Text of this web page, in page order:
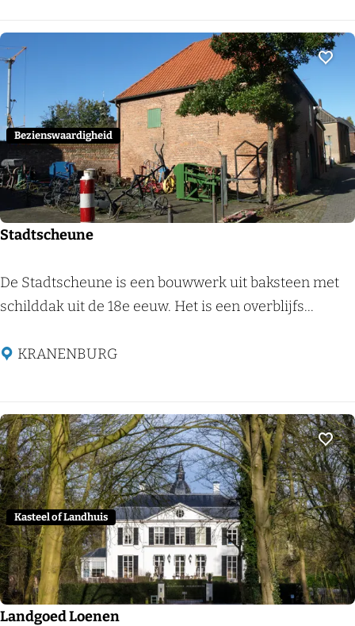
f
k
p
e
l
(
S
t
N
i
o
a
s
k
a
p
e
l
)
Stadtscheune
S
t
d
c
h
e
u
n
e
De Stadtscheune is een bouwwerk uit baksteen met
schilddak uit de 18e eeuw. Het is een overblijfs...
KRANENBURG
Bezienswaardigheid
Landgoed Loenen
Kasteel of Landhuis